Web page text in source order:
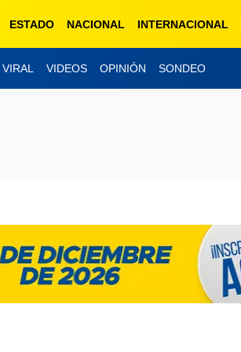
ESTADO NACIONAL INTERNACIONAL
VIRAL VIDEOS OPINIÓN SONDEO